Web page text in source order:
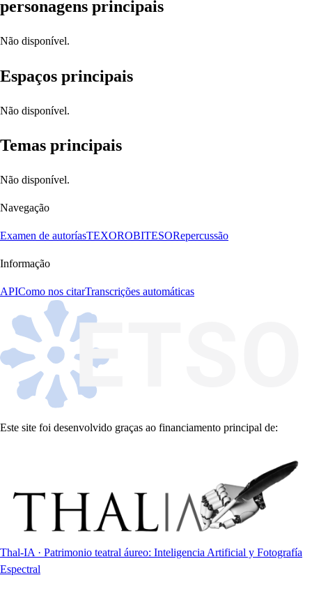
personagens principais
Não disponível.
Espaços principais
Não disponível.
Temas principais
Não disponível.
Navegação
Examen de autoríasTEXOROBITESORepercussão
Informação
APIComo nos citarTranscrições automáticas
Este site foi desenvolvido graças ao financiamento principal de:
Thal-IA · Patrimonio teatral áureo: Inteligencia Artificial y Fotografía
Espectral